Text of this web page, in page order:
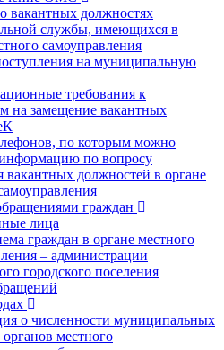
вакантных должностях
службы, имеющихся в
самоуправления
на муниципальную
требования к
на замещение вакантных
по которым можно
по вопросу
вакантных должностей в органе
граждан
лица
граждан в органе местного
– администрации
городского поселения
о численности муниципальных
местного